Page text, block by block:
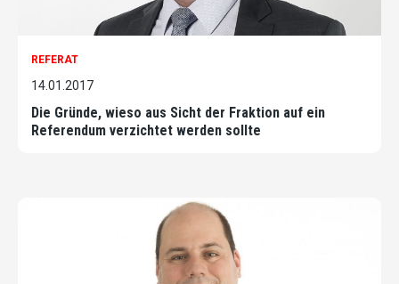
REFERAT
14.01.2017
Die Gründe, wieso aus Sicht der Fraktion auf ein
Referendum verzichtet werden sollte